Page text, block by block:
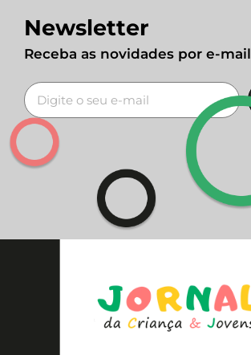
Newsletter
Receba as novidades por e-mail